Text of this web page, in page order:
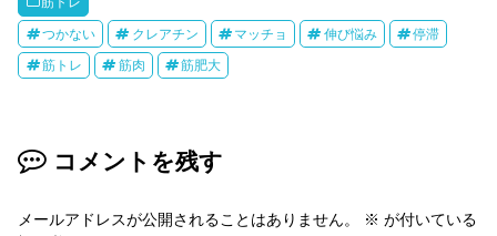
つかない クレアチン マッチョ 伸び悩み 停滞
筋トレ 筋肉 筋肥大
コメントを残す
メールアドレスが公開されることはありません。 ※ が付いている